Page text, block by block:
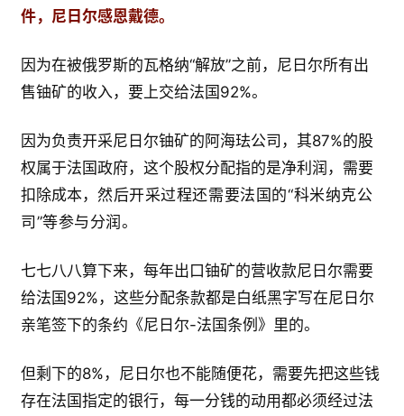
件，尼日尔感恩戴德。
因为在被俄罗斯的瓦格纳“解放”之前，尼日尔所有出
售铀矿的收入，要上交给法国92%。
因为负责开采尼日尔铀矿的阿海珐公司，其87%的股
权属于法国政府，这个股权分配指的是净利润，需要
扣除成本， 然后开采过程还需要法国的“科米纳克公
司”等参与分润。
七七八八算下来，每年出口铀矿的营收款尼日尔需要
给法国92%，这些分配条款都是白纸黑字写在尼日尔
亲笔签下的条约《尼日尔-法国条例》里的。
但剩下的8%，尼日尔也不能随便花，需要先把这些钱
存在法国指定的银行，每一分钱的动用都必须经过法